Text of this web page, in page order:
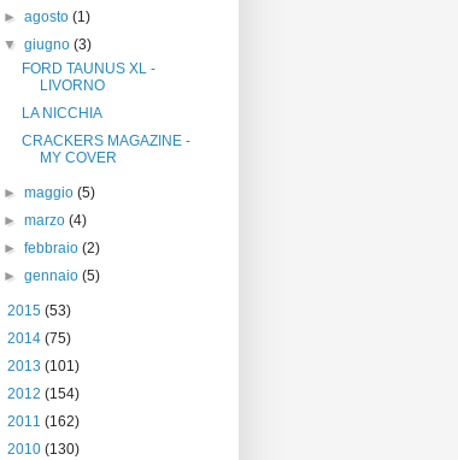
►agosto(1)
▼giugno(3)
FORD TAUNUS XL -
LIVORNO
LA NICCHIA
CRACKERS MAGAZINE -
MY COVER
►maggio(5)
►marzo(4)
►febbraio(2)
►gennaio(5)
2015 (53)
2014 (75)
2013 (101)
2012 (154)
2011 (162)
2010 (130)